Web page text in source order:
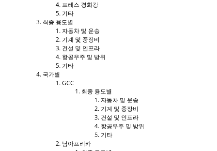
프레스 경화강
기타
최종 용도별
자동차 및 운송
기계 및 중장비
건설 및 인프라
항공우주 및 방위
기타
국가별
GCC
최종 용도별
자동차 및 운송
기계 및 중장비
건설 및 인프라
항공우주 및 방위
기타
남아프리카